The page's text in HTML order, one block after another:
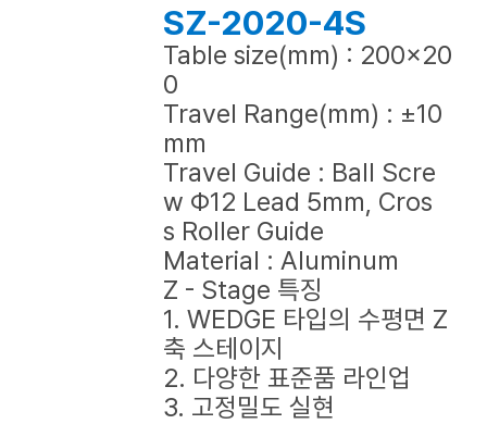
SZ-2020-4S
Table size(mm) : 200x20
0
Travel Range(mm) : ±10
mm
Travel Guide : Ball Scre
w Φ12 Lead 5mm, Cros
s Roller Guide
Material : Aluminum
Z - Stage 특징
1. WEDGE 타입의 수평면 Z
축 스테이지
2. 다양한 표준품 라인업
3. 고정밀도 실현